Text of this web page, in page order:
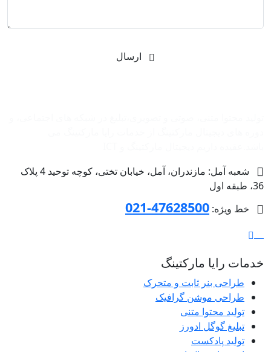
شعبه آمل: مازندران، آمل، خیابان تختی، کوچه توحید 4 پلاک
36، طبقه اول
خط ویژه: 47628500-021
خدمات رایا مارکتینگ
طراحی بنر ثابت و متحرک
طراحی موشن گرافیک
تولید محتوا متنی
تبلیغ گوگل ادورز
تولید پادکست